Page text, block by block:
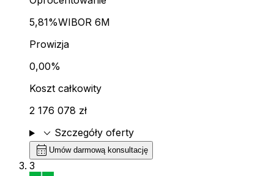
5,81%WIBOR 6M
Prowizja
0,00%
Koszt całkowity
2 176 078 zł
expand_more Szczegóły oferty
calendar_month Umów darmową konsultację
3